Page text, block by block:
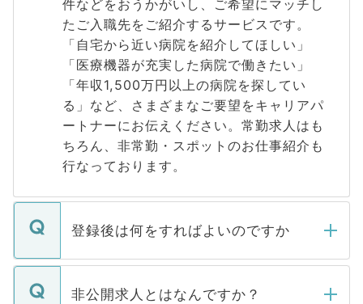
件などをおうかがいし、ご希望にマッチし
たご入職先をご紹介するサービスです。
「自宅から近い病院を紹介してほしい」
「医療機器が充実した病院で働きたい」
「年収1,500万円以上の病院を探してい
る」など、さまざまなご要望をキャリアパ
ートナーにお伝えください。常勤求人はも
ちろん、非常勤・スポットのお仕事紹介も
行なっております。
登録後は何をすればよいのですか
ご登録いただきましたら、弊社担当者がご
登録内容を確認し、その後メールもしくは
非公開求人とはなんですか？